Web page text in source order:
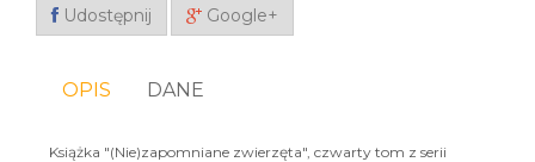
Udostępnij Google+
OPIS DANE
Książka "(Nie)zapomniane zwierzęta", czwarty tom z serii